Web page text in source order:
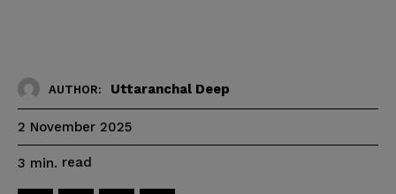
AUTHOR: Uttaranchal Deep
2 November 2025
3 min. read